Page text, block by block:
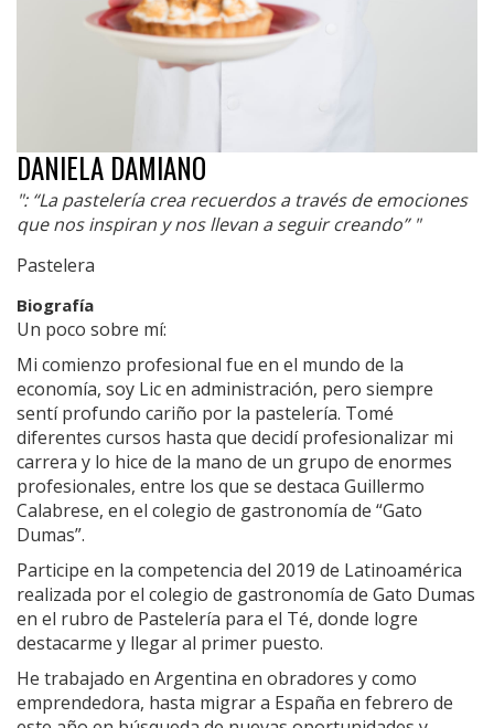
DANIELA DAMIANO
": “La pastelería crea recuerdos a través de emociones
que nos inspiran y nos llevan a seguir creando” "
Pastelera
Biografía
Un poco sobre mí:
Mi comienzo profesional fue en el mundo de la
economía, soy Lic en administración, pero siempre
sentí profundo cariño por la pastelería. Tomé
diferentes cursos hasta que decidí profesionalizar mi
carrera y lo hice de la mano de un grupo de enormes
profesionales, entre los que se destaca Guillermo
Calabrese, en el colegio de gastronomía de “Gato
Dumas”.
Participe en la competencia del 2019 de Latinoamérica
realizada por el colegio de gastronomía de Gato Dumas
en el rubro de Pastelería para el Té, donde logre
destacarme y llegar al primer puesto.
He trabajado en Argentina en obradores y como
emprendedora, hasta migrar a España en febrero de